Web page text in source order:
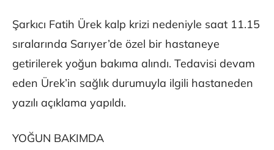
Şarkıcı Fatih Ürek kalp krizi nedeniyle saat 11.15
sıralarında Sarıyer’de özel bir hastaneye
getirilerek yoğun bakıma alındı. Tedavisi devam
eden Ürek’in sağlık durumuyla ilgili hastaneden
yazılı açıklama yapıldı.
YOĞUN BAKIMDA